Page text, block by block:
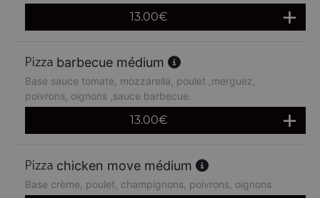
13.00€
barbecue médium
Base sauce tomate, mozzarella, poulet ,merguez,
poivrons, oignons ,sauce barbecue.
13.00€
chicken move médium
Base crème, poulet, champignons, poivrons, oignons